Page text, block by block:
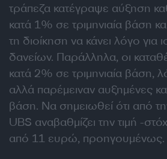
τράπεζα κατέγραψε αύξηση
κατά 1% σε τριμηνιαία βάση
τη διοίκηση να κάνει λόγο
δανείων. Παράλληλα, οι
κατά 2% σε τριμηνιαία βάση,
αλλά παρέμειναν αυξημένες
βάση. Να σημειωθεί ότι από
UBS αναβαθμίζει την τιμή -
από 11 ευρώ, προηγουμένως.